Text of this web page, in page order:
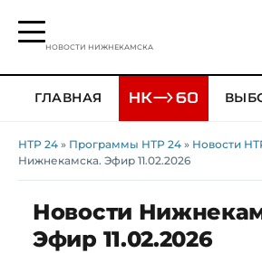
НОВОСТИ НИЖНЕКАМСКА
ГЛАВНАЯ
НТР 24 » Программы НТР 24 » Новости
Нижнекамска. Эфир 11.02.2026
Новости
Эфир 11.02.2026